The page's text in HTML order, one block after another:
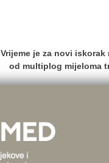
Vrijeme je za novi
od multiplog mijeloma